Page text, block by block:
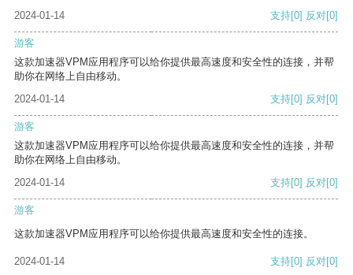
2024-01-14
支持[0] 反对[0]
游客
这款加速器VPM应用程序可以给你提供最高速度和安全性的连接，并帮
助你在网络上自由移动。
2024-01-14
支持[0] 反对[0]
游客
这款加速器VPM应用程序可以给你提供最高速度和安全性的连接，并帮
助你在网络上自由移动。
2024-01-14
支持[0] 反对[0]
游客
这款加速器VPM应用程序可以给你提供最高速度和安全性的连接。
2024-01-14 支持[0] 反对[0]